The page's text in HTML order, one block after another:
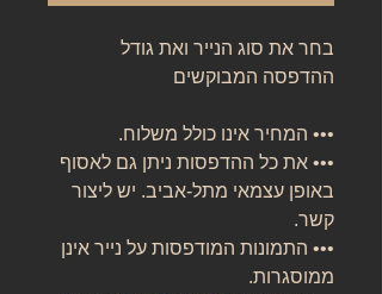
בחר את סוג הנייר ואת גודל
ההדפסה המבוקשים
••• המחיר אינו כולל משלוח.
••• את כל ההדפסות ניתן גם לאסוף
באופן עצמאי מתל-אביב. יש ליצור
קשר.
••• התמונות המודפסות על נייר אינן
ממוסגרות.